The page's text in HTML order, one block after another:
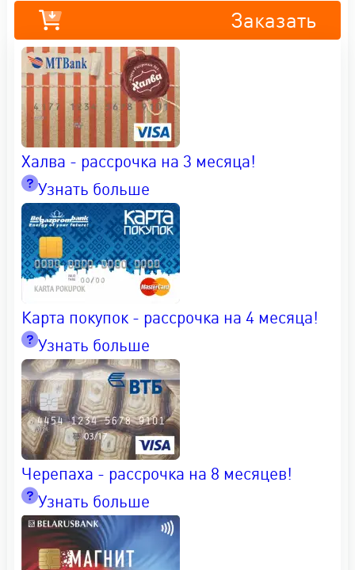
Заказать
Халва - рассрочка на 3 месяца!
Узнать больше
Карта покупок - рассрочка на 4 месяца!
Узнать больше
Черепаха - рассрочка на 8 месяцев!
Узнать больше